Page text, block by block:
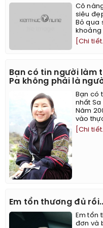
Cô
siêu
Bỏ qua
[Chi
Bạn có tin người làm
Pa không phải là
Bạn có
nhất Sa
Năm
vào
[Chi
Em tổn thương đủ
Em tổn
đơn và